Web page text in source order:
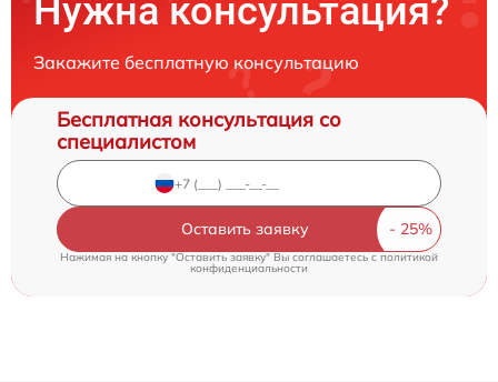
Нужна консультация?
Закажите бесплатную консультацию
Бесплатная консультация со
специалистом
Оставить заявку
Нажимая на кнопку "Оставить заявку" Вы соглашаетесь c политикой
конфиденциальности